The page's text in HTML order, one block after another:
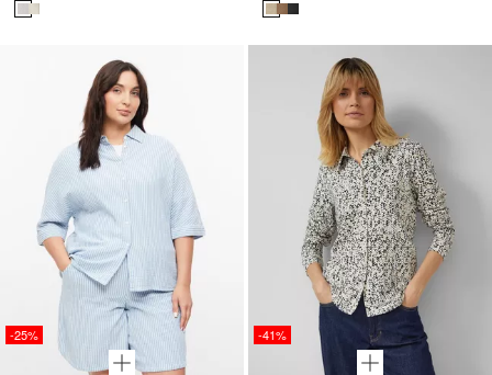
-25% -41%